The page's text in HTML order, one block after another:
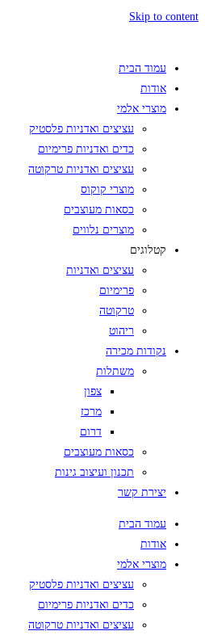
Skip to content
עמוד הבית
אודות
מוצרי אלמי
עציצים ואדניות פלסטיק
כדים ואדניות פרימיום
עציצים ואדניות טרקוטה
מוצרי קוקוס
כסאות מעוצבים
מוצרים נלווים
קטלוגים
עציצים ואדניות
פרימיום
טרקוטה
ריהוט
נקודות מכירה
משתלות
צפון
מרכז
דרום
כסאות מעוצבים
תכנון ועיצוב גינות
יצירת קשר
עמוד הבית
אודות
מוצרי אלמי
עציצים ואדניות פלסטיק
כדים ואדניות פרימיום
עציצים ואדניות טרקוטה